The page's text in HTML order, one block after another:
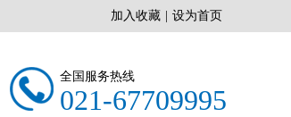
加入收藏 设为首页
全国服务热线
021-67709995